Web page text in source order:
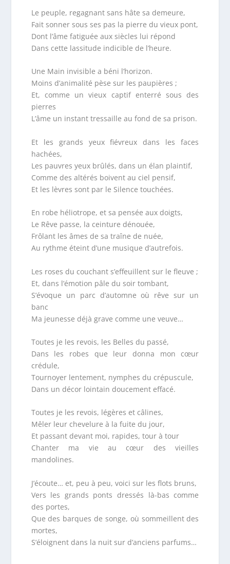
Le peuple, regagnant sans hâte sa demeure,
Fait sonner sous ses pas la pierre du vieux pont,
Dont l’âme fatiguée aux siècles lui répond
Dans cette lassitude indicible de l’heure.
Une Main invisible a béni l’horizon.
Moins d’animalité pèse sur les paupières ;
Et, comme un vieux captif enterré sous des
pierres
L’âme un instant tressaille au fond de sa prison.
Et les grands yeux fiévreux dans les faces
hachées,
Les pauvres yeux brûlés, dans un élan plaintif,
Comme des altérés boivent au ciel pensif,
Et les lèvres sont par le Silence touchées.
En robe héliotrope, et sa pensée aux doigts,
Le Rêve passe, la ceinture dénouée,
Frôlant les âmes de sa traîne de nuée,
Au rythme éteint d’une musique d’autrefois.
Les roses du couchant s’effeuillent sur le fleuve ;
Et, dans l’émotion pâle du soir tombant,
S’évoque un parc d’automne où rêve sur un
banc
Ma jeunesse déjà grave comme une veuve…
Toutes je les revois, les Belles du passé,
Dans les robes que leur donna mon cœur
crédule,
Tournoyer lentement, nymphes du crépuscule,
Dans un décor lointain doucement effacé.
Toutes je les revois, légères et câlines,
Mêler leur chevelure à la fuite du jour,
Et passant devant moi, rapides, tour à tour
Chanter ma vie au cœur des vieilles
mandolines.
J’écoute… et, peu à peu, voici sur les flots bruns,
Vers les grands ponts dressés là-bas comme
des portes,
Que des barques de songe, où sommeillent des
mortes,
S’éloignent dans la nuit sur d’anciens parfums…